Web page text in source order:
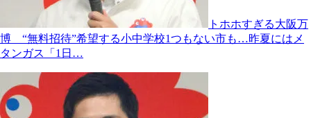
トホホすぎる大阪万
博 “無料招待”希望する小中学校1つもない市も…昨夏にはメ
タンガス「1日…